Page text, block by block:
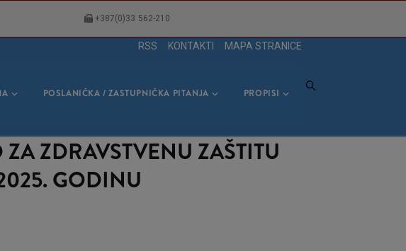
+387(0)33 562-210
RSS KONTAKTI MAPA STRANICE
POSLANIČKA / ZASTUPNIČKA PITANJA PROPISI
ZDRAVSTVENU ZAŠTITU
GODINU